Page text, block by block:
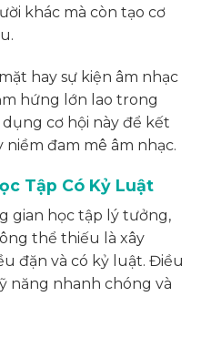
khác mà còn tạo cơ
hay sự kiện âm nhạc
hứng lớn lao trong
cơ hội này để kết
đam mê âm nhạc.
Tập Có Kỷ Luật
gian học tập lý tưởng,
thể thiếu là xây
đặn và có kỷ luật. Điều
năng nhanh chóng và